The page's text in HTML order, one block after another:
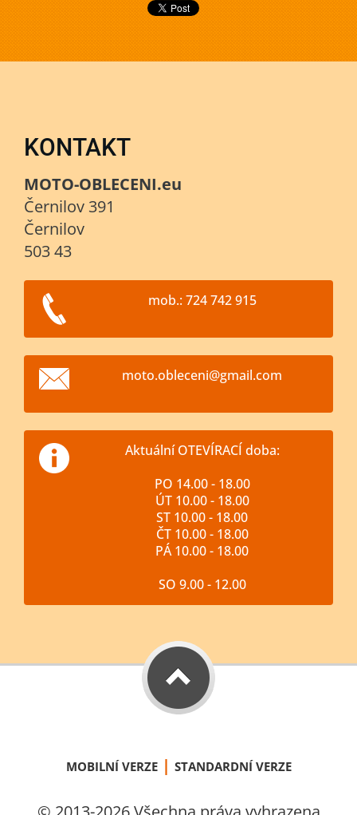
KONTAKT
MOTO-OBLECENI.eu
Černilov 391
Černilov
503 43
mob.: 724 742 915
moto.obleceni@gmail.com
Aktuální OTEVÍRACÍ doba:
PO 14.00 - 18.00
ÚT 10.00 - 18.00
ST 10.00 - 18.00
ČT 10.00 - 18.00
PÁ 10.00 - 18.00
SO 9.00 - 12.00
MOBILNÍ VERZE | STANDARDNÍ VERZE